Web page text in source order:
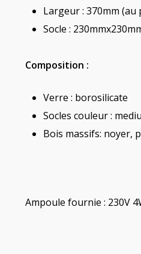
Largeur : 370mm (au
Socle :
Composition :
Verre : borosilicate
Socles couleur :
Bois massifs: noyer,
Ampoule fournie : 230V